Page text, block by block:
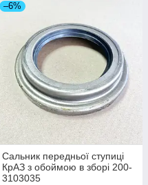
–6%
Сальник передньої ступиці
КрАЗ з обоймою в зборі 200-
3103035